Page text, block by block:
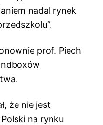
nadal rynek
prof. Piech
że nie jest
na rynku